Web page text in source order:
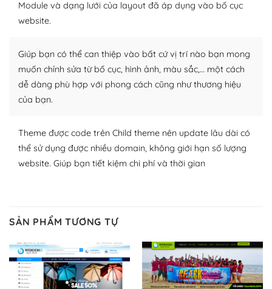
WordPress để tăng thêm các tính năng cần thiết. Có
nhiều plugin trả phí hoặc miễn phí.
Nhờ lượng người dùng đông đảo, thư viện themes và
plugin của WordPress rất phong phú. Bạn có thể thỏa
thích chọn lựa plugin và themes phù hợp cho mục đích
lập website của mình.
– Dễ sử dụng
Với mọi Hosting bất kỳ thì WordPress đều có thể dễ
Và bạn có toàn quyền tự do khi quyết định nơi lưu trữ
trang web WordPress của bạn.
Dễ dàng lựa chọn Hosting cho website WordPress
Module và dạng lưới của layout đã áp dụng vào bố cục
website.
Giúp bạn có thể can thiệp vào bất cứ vị trí nào bạn mong
muốn chỉnh sửa từ bố cục, hình ảnh, màu sắc,… một cách
dễ dàng phù hợp với phong cách cũng như thương hiệu
của bạn.
Theme được code trên Child theme nên update lâu dài có
thể sử dụng được nhiều domain, không giới hạn số lượng
website. Giúp bạn tiết kiệm chi phí và thời gian
SẢN PHẨM TƯƠNG TỰ